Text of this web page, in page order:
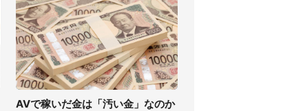
AVで稼いだ金は「汚い金」なのか